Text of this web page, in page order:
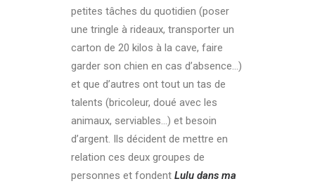
petites tâches du quotidien (poser
une tringle à rideaux, transporter un
carton de 20 kilos à la cave, faire
garder son chien en cas d’absence…)
et que d’autres ont tout un tas de
talents (bricoleur, doué avec les
animaux, serviables…) et besoin
d’argent. Ils décident de mettre en
relation ces deux groupes de
personnes et fondent Lulu dans ma